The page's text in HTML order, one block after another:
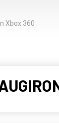
Xbox 360